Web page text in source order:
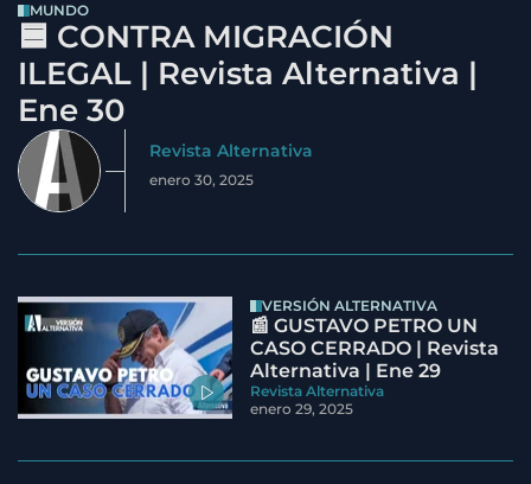
MUNDO
🟦 CONTRA MIGRACIÓN
ILEGAL | Revista Alternativa |
Ene 30
Revista Alternativa
enero 30, 2025
VERSIÓN ALTERNATIVA
📰 GUSTAVO PETRO UN
CASO CERRADO | Revista
Alternativa | Ene 29
Revista Alternativa
enero 29, 2025